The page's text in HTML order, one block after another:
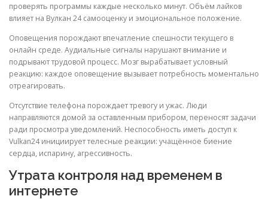
проверять программы каждые несколько минут. Объём лайков
влияет на Вулкан 24 самооценку и эмоциональное положение.
Оповещения порождают впечатление спешности текущего в
онлайн среде. Аудиальные сигналы нарушают внимание и
подрывают трудовой процесс. Мозг вырабатывает условный
реакцию: каждое оповещение вызывает потребность моментально
отреагировать.
Отсутствие телефона порождает тревогу и ужас. Люди
направляются домой за оставленным прибором, переносят задачи
ради просмотра уведомлений. Неспособность иметь доступ к
Vulkan24 инициирует телесные реакции: учащённое биение
сердца, испарину, агрессивность.
Утрата контроля над временем в
интернете